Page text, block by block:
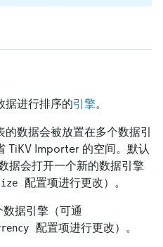
据进行排序的引擎。
数据会被放置在多个数据引
TiKV Importer 的空间。默认
据会打开一个新的数据引擎
配置项进行更改）。
据引擎（可通
配置项进行更改）。